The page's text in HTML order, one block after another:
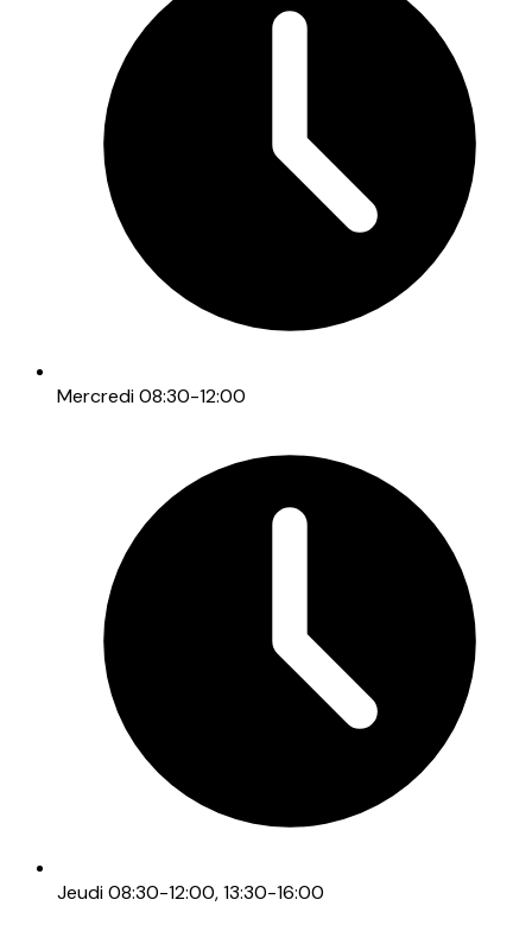
Mercredi 08:30-12:00
Jeudi 08:30-12:00, 13:30-16:00